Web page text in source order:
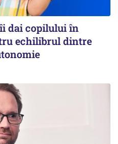
îi dai copilului în
echilibrul dintre